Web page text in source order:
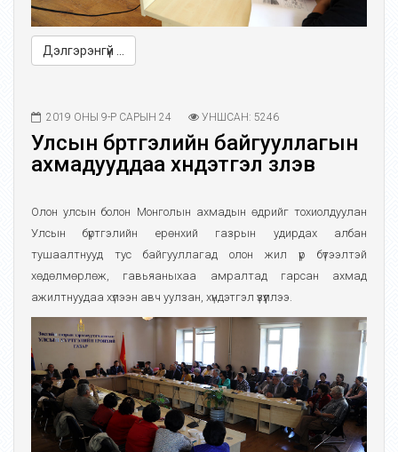
Дэлгэрэнгүй ...
2019 ОНЫ 9-Р САРЫН 24 УНШСАН: 5246
Улсын бүртгэлийн байгууллагын
ахмадууддаа хүндэтгэл үзүүлэв
Олон улсын болон Монголын ахмадын өдрийг тохиолдуулан
Улсын бүртгэлийн ерөнхий газрын удирдах албан
тушаалтнууд тус байгууллагад олон жил үр бүтээлтэй
хөдөлмөрлөж, гавьяаныхаа амралтад гарсан ахмад
ажилтнуудаа хүлээн авч уулзан, хүндэтгэл үзүүллээ.